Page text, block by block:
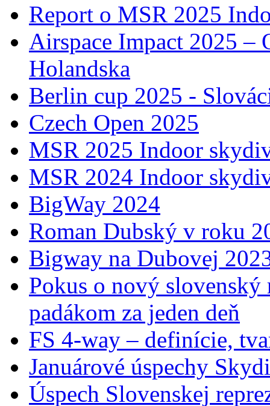
Report o MSR 2025
Airspace Impact 2025 –
Holandska
Berlin cup 2025 -
Czech Open 2025
MSR 2025 Indoor
MSR 2024 Indoor
BigWay 2024
Roman Dubský v roku
Bigway na Dubovej
Pokus o nový
padákom za jeden deň
FS 4-way – definície,
Januárové úspechy
Úspech Slovenskej